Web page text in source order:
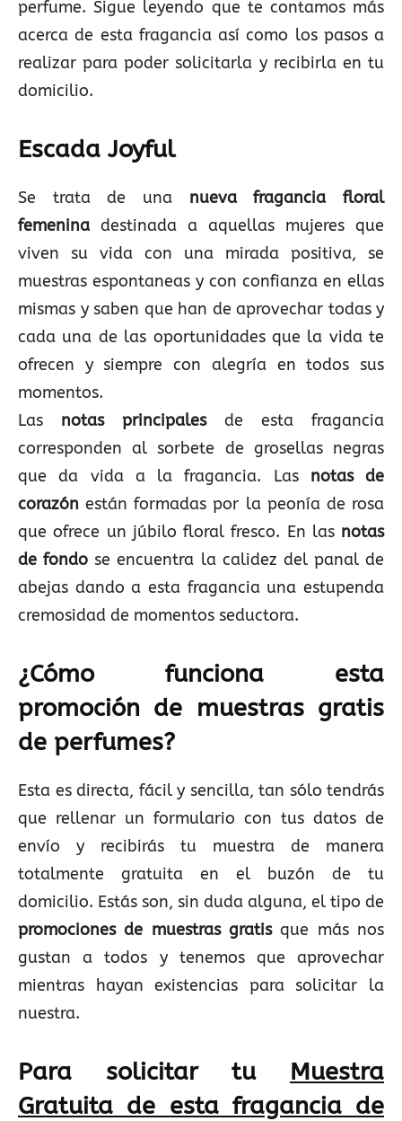
perfume. Sigue leyendo que te contamos más
acerca de esta fragancia así como los pasos a
realizar para poder solicitarla y recibirla en tu
domicilio.
Escada Joyful
Se trata de una nueva fragancia floral
femenina destinada a aquellas mujeres que
viven su vida con una mirada positiva, se
muestras espontaneas y con confianza en ellas
mismas y saben que han de aprovechar todas y
cada una de las oportunidades que la vida te
ofrecen y siempre con alegría en todos sus
momentos.
Las notas principalesde esta fragancia
corresponden al sorbete de grosellas negras
que da vida a la fragancia. Las notas de
corazón están formadas por la peonía de rosa
que ofrece un júbilo floral fresco. En las notas
de fondo se encuentra la calidez del panal de
abejas dando a esta fragancia una estupenda
cremosidad de momentos seductora.
¿Cómo funciona esta
promoción de muestras gratis
de perfumes?
Esta es directa, fácil y sencilla, tan sólo tendrás
que rellenar un formulario con tus datos de
envío y recibirás tu muestra de manera
totalmente gratuita en el buzón de tu
domicilio. Estás son, sin duda alguna, el tipo de
promociones de muestras gratisque más nos
gustan a todos y tenemos que aprovechar
mientras hayan existencias para solicitar la
nuestra.
Para solicitar tu Muestra
Gratuita de esta fragancia de